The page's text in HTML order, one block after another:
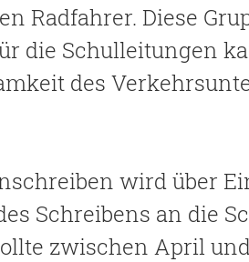
Radfahrer. Diese
die Schulleitungen
des
wird über
Schreibens an die
zwischen April